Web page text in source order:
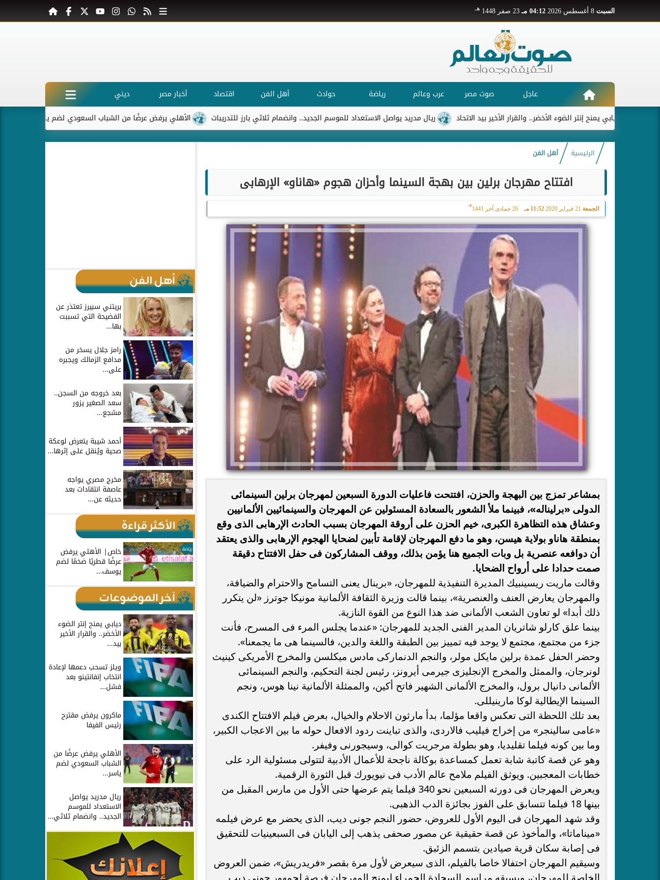
السبت 04:12 مـ 23 صفر 1448 هـ
عاجل صوت مصر عرب وعالم رياضة حوادث أهل الفن اقتصاد أخبار مصر
ديني
الأهلي يرفض عرضًا من الشباب السعودي لضم ياسر إبراهيم ريال مدريد يواصل الاستعداد للموسم الجديد.. وانضمام ثلاثي بارز للتدريبات ديابي يمنح إنتر الضوء الأخضر.. والقرار الأخير بيد الاتحاد
الرئيسية أهل الفن
افتتاح مهرجان برلين بين بهجة السينما وأحزان هجوم «هاناو» الإرهابى
الجمعة 11:52 مـ 26 جمادى آخر 1441
هـ
بمشاعر تمزج بين البهجة والحزن، افتتحت فاعليات الدورة السبعين لمهرجان برلين السينمائى
الدولى «برليناله»، فبينما ملأ الشعور بالسعادة المسئولين عن المهرجان والسينمائيين الألمانيين
وعشاق هذه التظاهرة الكبرى، خيم الحزن على أروقة المهرجان بسبب الحادث الإرهابى الذى وقع
بمنطقة هاناو بولاية هيسن، وهو ما دفع المهرجان لإقامة تأبين لضحايا الهجوم الإرهابى والذى يعتقد
أن دوافعه عنصرية بل وبات الجميع هنا يؤمن بذلك، ووقف المشاركون فى حفل الافتتاح دقيقة
صمت حدادا على أرواح الضحايا.
وقالت ماريت ريسينبيك المديرة التنفيذية للمهرجان، «برينال يعنى التسامح والاحترام والضيافة،
والمهرجان يعارض العنف والعنصرية»، بينما قالت وزيرة الثقافة الألمانية مونيكا جوترز «لن يتكرر
ذلك أبدا» لو تعاون الشعب الألمانى ضد هذا النوع من القوة النازية.
بينما علق كارلو شاتريان المدير الفنى الجديد للمهرجان: «عندما يجلس المرء فى المسرح، فأنت
جزء من مجتمع، مجتمع لا يوجد فيه تمييز بين الطبقة واللغة والدين، فالسينما هى ما يجمعنا».
وحضر الحفل عمدة برلين مايكل مولر، والنجم الدنماركى مادس ميكلسن والمخرج الأمريكى كينيث
لونرجان، والممثل والمخرج الإنجليزى جيرمى أيرونز، رئيس لجنة التحكيم، والنجم السينمائى
الألمانى دانيال برول، والمخرج الألمانى الشهير فاتح أكين، والممثلة الألمانية نينا هوس، ونجم
السينما الإيطالية لوكا مارينيللى.
بعد تلك اللحظة التى تعكس واقعا مؤلما، بدأ مارثون الاحلام والخيال، بعرض فيلم الافتتاح الكندى
«عامى سالينجر» من إخراج فيليب فالاردى، والذى تباينت ردود الافعال حوله ما بين الاعجاب الكبير،
وما بين كونه فيلما تقليديا، وهو بطولة مرجريت كوالى، وسيجورنى وفيفر.
وهو عن قصة كاتبة شابة تعمل كمساعدة بوكالة ناجحة للأعمال الأدبية لتتولى مسئولية الرد على
خطابات المعجبين. ويوثق الفيلم ملامح عالم الأدب فى نيويورك قبل الثورة الرقمية.
ويعرض المهرجان فى دورته السبعين نحو 340 فيلما يتم عرضها حتى الأول من مارس المقبل من
بينها 18 فيلما تتسابق على الفوز بجائزة الدب الذهبى.
وقد شهد المهرجان فى اليوم الأول للعروض، حضور النجم جونى ديب، الذى يحضر مع عرض فيلمه
«ميناماتا»، والمأخوذ عن قصة حقيقية عن مصور صحفى يذهب إلى اليابان فى السبعينيات للتحقيق
فى إصابة سكان قرية صيادين بتسمم الزئبق.
وسيقيم المهرجان احتفالا خاصا بالفيلم، الذى سيعرض لأول مرة بقصر «فريدريش»، ضمن العروض
أهل الفن
بريتني سبيرز تعتذر عن
الفضيحة التي تسببت
بها...
رامز جلال يسخر من
مدافع الزمالك ويجبره
على...
بعد خروجه من السجن..
سعد الصغير يزور
مشجع...
أحمد شيبة يتعرض لوعكة
صحية ويُنقل على إثرها...
مخرج مصري يواجه
عاصفة انتقادات بعد
حديثه عن...
الأكثر قراءة
رياضة خاص| الأهلي يرفض
عرضًا قطريًا ضخمًا لضم
يوسف...
آخر الموضوعات
ديابي يمنح إنتر الضوء
الأخضر.. والقرار الأخير
بيد...
ويلز تسحب دعمها لإعادة
انتخاب إنفانتينو بعد
فشل...
ماكرون يرفض مقترح
رئيس الفيفا
الأهلي يرفض عرضًا من
الشباب السعودي لضم
ياسر...
ريال مدريد يواصل
الاستعداد للموسم
الجديد.. وانضمام ثلاثي...